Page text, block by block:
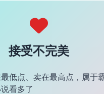
接受不完美
低点、卖在最高点，属于
看多了